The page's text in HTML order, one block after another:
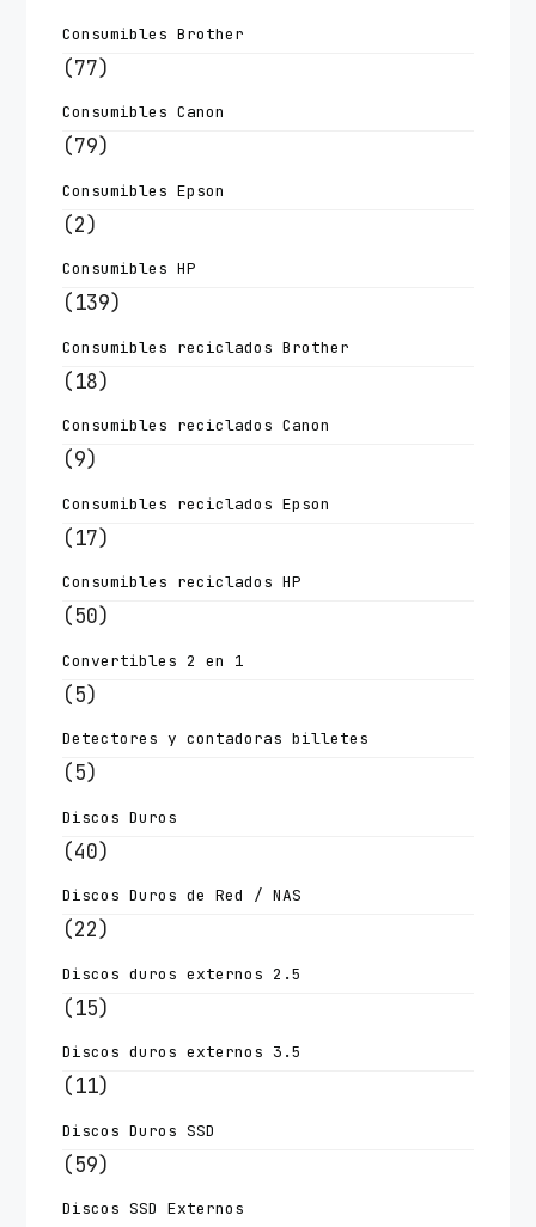
Consumibles Brother
(77)
Consumibles Canon
(79)
Consumibles Epson
(2)
Consumibles HP
(139)
Consumibles reciclados Brother
(18)
Consumibles reciclados Canon
(9)
Consumibles reciclados Epson
(17)
Consumibles reciclados HP
(50)
Convertibles 2 en 1
(5)
Detectores y contadoras billetes
(5)
Discos Duros
(40)
Discos Duros de Red / NAS
(22)
Discos duros externos 2.5
(15)
Discos duros externos 3.5
(11)
Discos Duros SSD
(59)
Discos SSD Externos